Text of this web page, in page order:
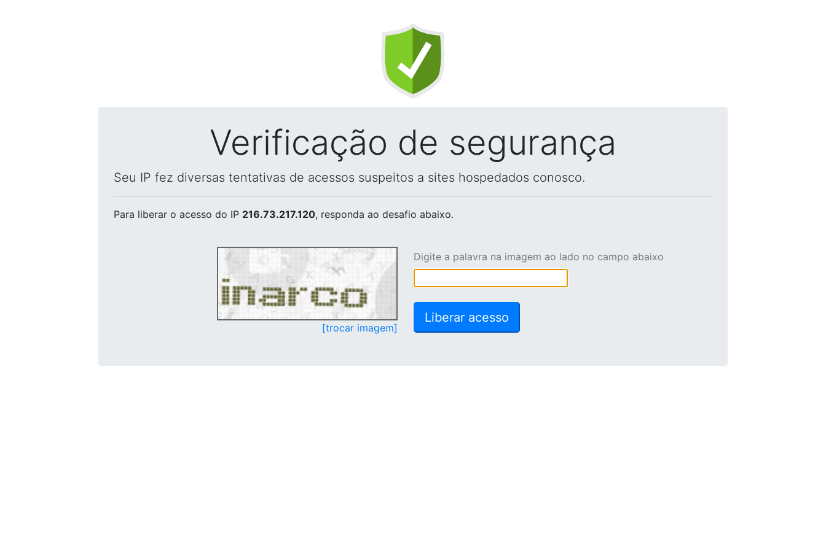
Verificação de segurança
Seu IP fez diversas tentativas de acessos suspeitos a sites hospedados conosco.
Para liberar o acesso do IP 216.73.217.120, responda ao desafio abaixo.
[trocar imagem]
Digite a palavra na imagem ao lado no campo abaixo